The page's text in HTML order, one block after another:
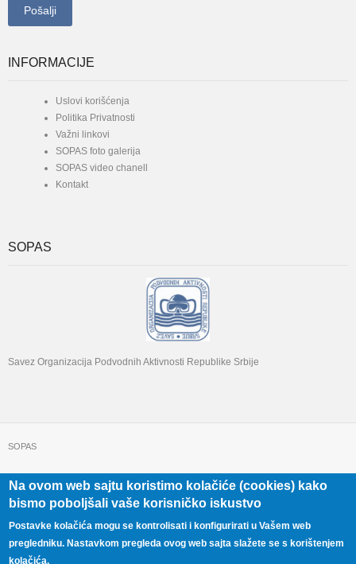
INFORMACIJE
Uslovi korišćenja
Politika Privatnosti
Važni linkovi
SOPAS foto galerija
SOPAS video chanell
Kontakt
SOPAS
Savez Organizacija Podvodnih Aktivnosti Republike Srbije
SOPAS
+381 11 322 22 32 Beograd, Beogradska 71
Na ovom web sajtu koristimo kolačiće (cookies) kako
bismo poboljšali vaše korisničko iskustvo
Postavke kolačića mogu se kontrolisati i konfigurirati u Vašem web
pregledniku. Nastavkom pregleda ovog web sajta slažete se s korištenjem
kolačića.